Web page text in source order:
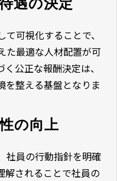
遇の決定
可視化することで、
た最適な人材配置が可
公正な報酬決定は、
を整える基盤となりま
の向上
社員の行動指針を明確
解されることで社員の